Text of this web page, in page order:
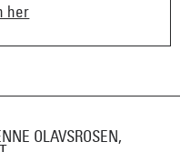
her
OLAVSROSEN,